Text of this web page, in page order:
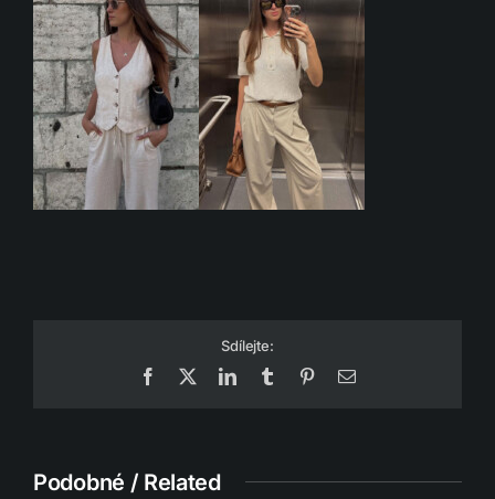
Sdílejte:
Facebook
LinkedInTumblr PinterestEmail
Podobné / Related